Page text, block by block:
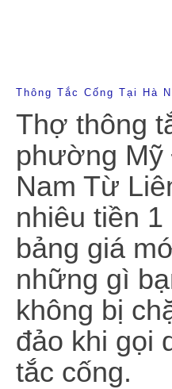
Thông Tắc Cống Tại Hà
Thợ thông
phường
Nam Từ
nhiêu tiền
bảng giá
những gì
không bị
đảo khi gọi
tắc cống.